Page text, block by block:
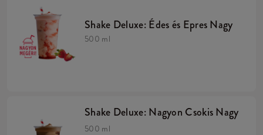
Shake Deluxe: Édes és Epres Nagy
500 ml
Shake Deluxe: Nagyon Csokis Nagy
500 ml